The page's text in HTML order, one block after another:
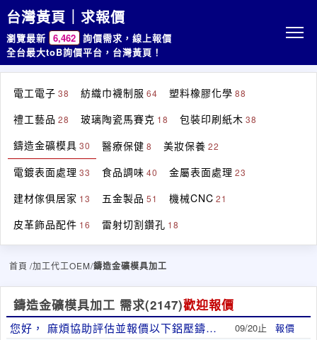
台灣黃頁｜求報價
瀏覽最新 6,462 詢價需求，線上報價
全台最大toB詢價平台，台灣黃頁！
電工電子 38 紡織巾襪制服 64 塑料橡膠化學 88
禮工藝品 28 玻璃陶瓷馬賽克 18 包裝印刷紙木 38
鑄造金礦模具 30 醫療保健 8 美妝保養 22
電鍍表面處理 33 食品調味 40 金屬表面處理 23
建材傢俱居家 13 五金製品 51 機械CNC 21
皮革飾品配件 16 雷射切割鑽孔 18
首頁 /加工代工OEM/鑄造金礦模具加工
鑄造金礦模具加工 需求(2147)歡迎報價
您好， 麻煩協助評估並報價以下鋁壓鑄零件。 09/20止 報價